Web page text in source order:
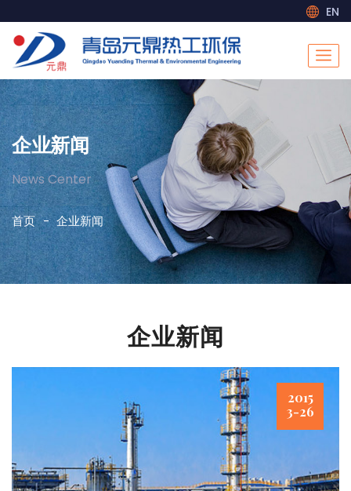
EN
企业新闻
News Center
首页 企业新闻
企业新闻
2015
3-26